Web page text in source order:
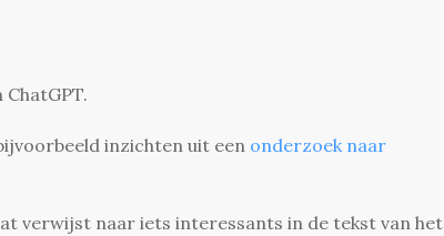
inzichten uit een onderzoek naar
verwijst naar iets interessants in de tekst van het